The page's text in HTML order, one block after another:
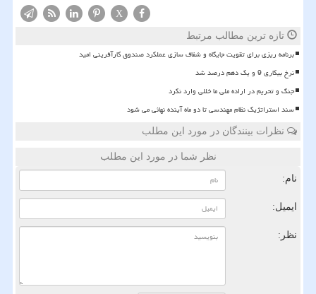
X
تازه ترین مطالب مرتبط
برنامه ریزی برای تقویت جایگاه و شفاف سازی عملکرد صندوق کارآفرینی امید
نرخ بیکاری 9 و یک دهم درصد شد
جنگ و تحریم در اراده ملی ما خللی وارد نکرد
سند استراتژیک نظام مهندسی تا دو ماه آینده نهائی می شود
نظرات بینندگان در مورد این مطلب
نظر شما در مورد این مطلب
نام:
ایمیل:
نظر: